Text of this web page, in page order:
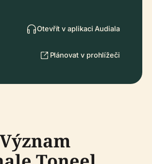
Otevřít v aplikaci Audiala
Plánovat v prohlížeči